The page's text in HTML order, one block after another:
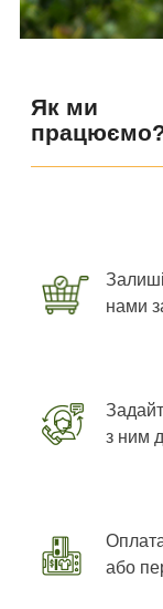
Як ми
нами
з ним
або